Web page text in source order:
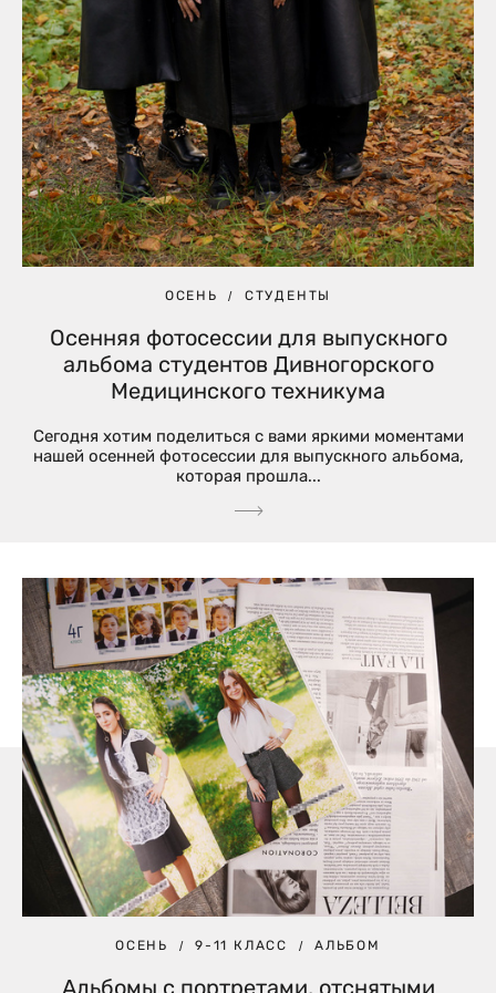
ОСЕНЬ СТУДЕНТЫ
Осенняя фотосессии для выпускного
альбома студентов Дивногорского
Медицинского техникума
Сегодня хотим поделиться с вами яркими моментами
нашей осенней фотосессии для выпускного альбома,
которая прошла...
ОСЕНЬ 9-11 КЛАСС АЛЬБОМ
Альбомы с портретами, отснятыми